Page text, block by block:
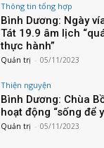
Thông tin tổng hợp
Bình Dương: Ngày
Tát 19.9 âm lịch
thực hành”
Quản trị - 05/11/2023
Thiện nguyện
Bình Dương: Chùa
hoạt động “sống để
Quản trị - 05/11/2023